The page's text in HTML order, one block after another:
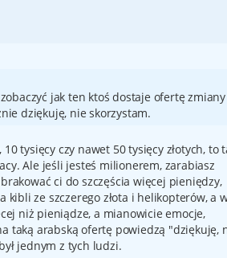
jak ten ktoś dostaje ofertę zmiany
dziękuję, nie skorzystam.
tysięcy czy nawet 50 tysięcy złotych, to
Ale jeśli jesteś milionerem, zarabiasz
ci do szczęścia więcej pieniędzy,
ze szczerego złota i helikopterów, a
niż pieniądze, a mianowicie emocje,
taką arabską ofertę powiedzą "dziękuję,
jednym z tych ludzi.